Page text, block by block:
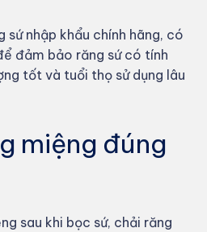
sứ nhập khẩu chính hãng, có
đảm bảo răng sứ có tính
tốt và tuổi thọ sử dụng lâu
miệng đúng
sau khi bọc sứ, chải răng